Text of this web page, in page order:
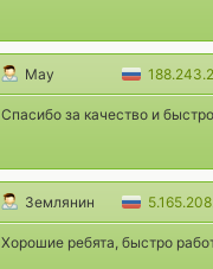
May
Спасибо за качество и
Землянин
Хорошие ребята, быстро